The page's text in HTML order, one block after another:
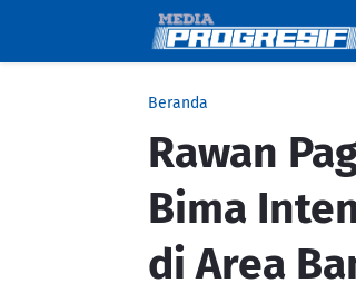
Beranda
Rawan
Bima
di Area